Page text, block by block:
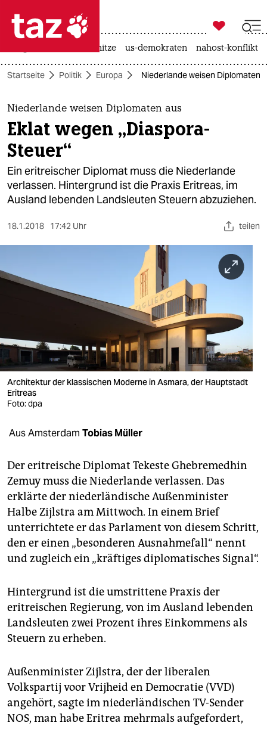
 taz zahl ich
taz zahl ich
themen
politik
öko
gesellschaft
sport
berlin
verlag
verlag
veranstaltungen
unterstützen
abo
genossenschaft
epaper login

taz zahl ich
hitze us-demokraten nahost-konflikt
Startseite Politik Europa Niederlande weisen Diplomaten
Niederlande weisen Diplomaten aus
Eklat wegen „Diaspora-
Steuer“
Ein eritreischer Diplomat muss die Niederlande
verlassen. Hintergrund ist die Praxis Eritreas, im
Ausland lebenden Landsleuten Steuern abzuziehen.
18.1.2018 17:42 Uhr teilen
Architektur der klassischen Moderne in Asmara, der Hauptstadt
Eritreas
Foto: dpa
Aus Amsterdam Tobias Müller
Der eritreische Diplomat Tekeste Ghebremedhin
Zemuy muss die Niederlande verlassen. Das
erklärte der niederländische Außenminister
Halbe Zijlstra am Mittwoch. In einem Brief
unterrichtete er das Parlament von diesem Schritt,
den er einen „besonderen Ausnahmefall“ nennt
und zugleich ein „kräftiges diplomatisches Signal“.
Hintergrund ist die umstrittene Praxis der
eritreischen Regierung, von im Ausland lebenden
Landsleuten zwei Prozent ihres Einkommens als
Steuern zu erheben.
Außenminister Zijlstra, der der liberalen
Volkspartij voor Vrijheid en Democratie (VVD)
angehört, sagte im niederländischen TV-Sender
NOS, man habe Eritrea mehrmals aufgefordert,